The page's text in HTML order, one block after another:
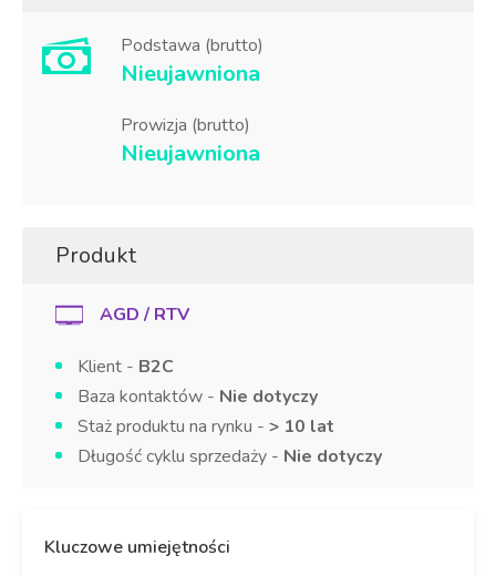
Podstawa (brutto)
Nieujawniona
Prowizja (brutto)
Nieujawniona
Produkt
AGD / RTV
Klient - B2C
Baza kontaktów - Nie dotyczy
Staż produktu na rynku - > 10 lat
Długość cyklu sprzedaży - Nie dotyczy
Kluczowe umiejętności